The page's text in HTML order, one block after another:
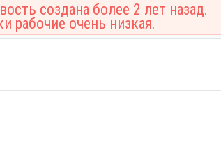
создана более 2 лет назад.
рабочие очень низкая.